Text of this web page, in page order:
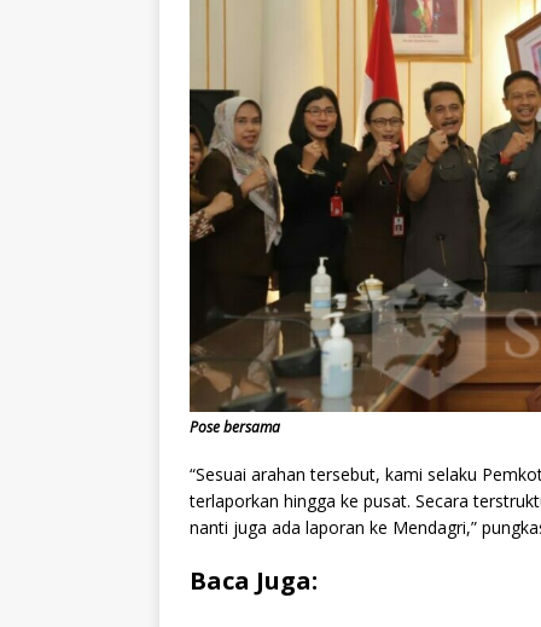
Pose bersama
“Sesuai arahan tersebut, kami selaku
terlaporkan hingga ke pusat. Secara
nanti juga ada laporan ke Mendagri,”
Baca Juga: